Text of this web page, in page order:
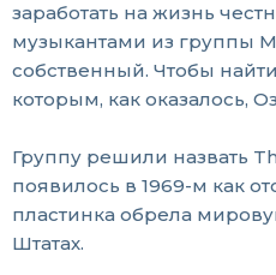
заработать на жизнь
музыкантами из группы
собственный. Чтобы
которым, как оказалось,
Группу решили назвать
появилось в 1969-м как
пластинка обрела
Штатах.